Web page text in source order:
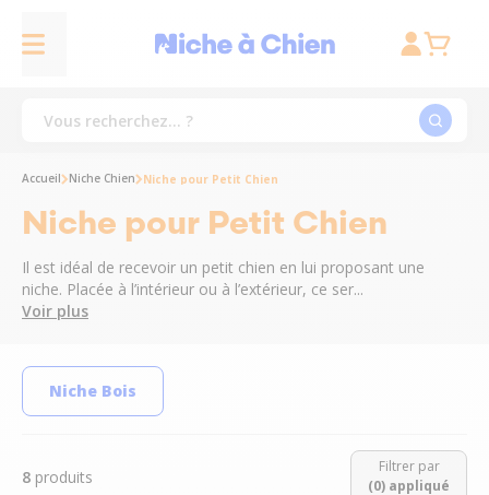
Accueil Niche Chien Niche pour Petit Chien
Niche pour Petit Chien
Il est idéal de recevoir un petit chien en lui proposant une
niche. Placée à l’intérieur ou à l’extérieur, ce ser...
Voir plus
Niche Bois
8 produits
Filtrer par
(0) appliqué